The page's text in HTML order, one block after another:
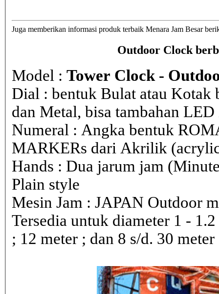
Juga memberikan informasi produk terbaik Menara Jam Besar
Outdoor Clock
Model : Tower Clock -
Dial : bentuk Bulat atau
dan Metal, bisa tambahan
Numeral : Angka bentuk
MARKERs dari Akrilik
Hands : Dua jarum jam
Plain style
Mesin Jam : JAPAN Outdoor
Tersedia untuk diameter 1 -
; 12 meter ; dan 8 s/d. 30 meter